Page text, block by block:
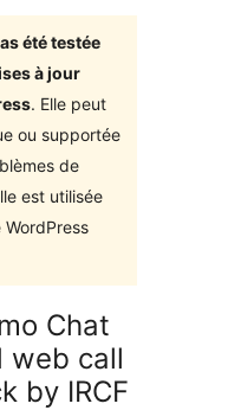
été testée
à jour
. Elle peut
ou supportée
de
est utilisée
Chat
web call
by IRCF